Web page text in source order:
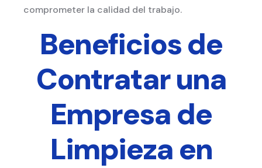
comprometer la calidad del trabajo.
Beneficios de
Contratar una
Empresa de
Limpieza en